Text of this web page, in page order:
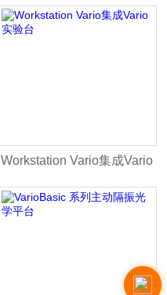
动隔振模组
Workstation Vario集成Vario
实验台